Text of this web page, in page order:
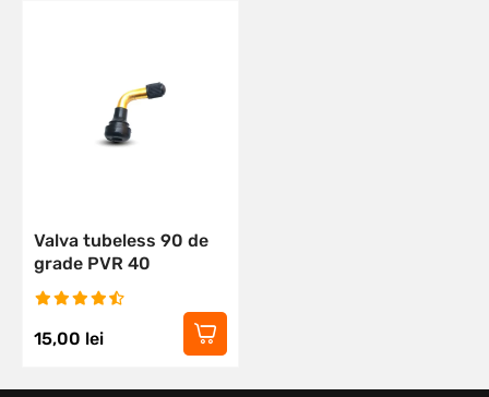
Valva tubeless 90 de
grade PVR 40
15,00 lei